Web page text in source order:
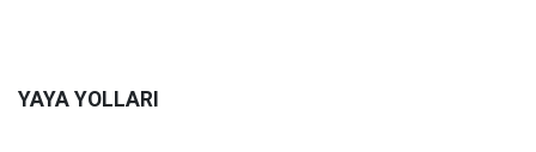
YAYA YOLLARI